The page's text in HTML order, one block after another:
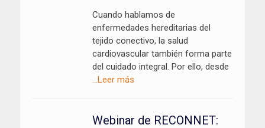
Cuando hablamos de
enfermedades hereditarias del
tejido conectivo, la salud
cardiovascular también forma parte
del cuidado integral. Por ello, desde
…Leer más
Webinar de RECONNET: